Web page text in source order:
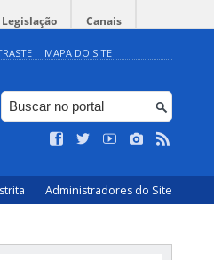
Legislação Canais
MAPA DO SITE
Administradores do Site